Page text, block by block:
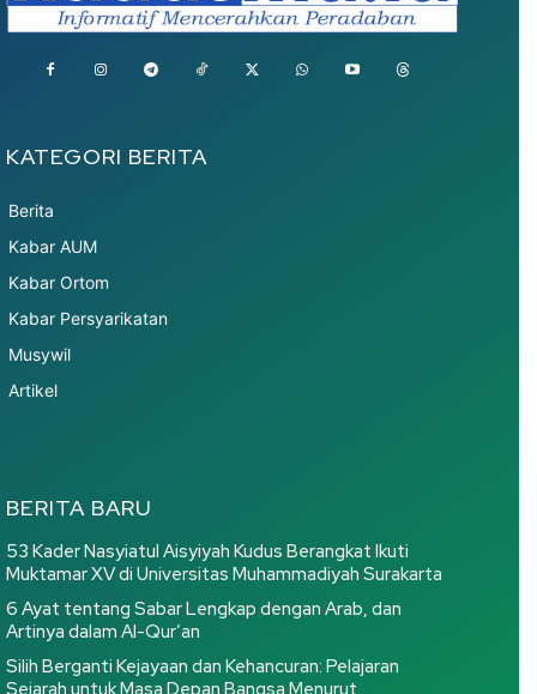
KATEGORI BERITA
Berita
Kabar AUM
Kabar Ortom
Kabar Persyarikatan
Musywil
Artikel
BERITA BARU
53 Kader Nasyiatul Aisyiyah Kudus Berangkat Ikuti
Muktamar XV di Universitas Muhammadiyah Surakarta
6 Ayat tentang Sabar Lengkap dengan Arab, dan
Artinya dalam Al-Qur’an
Silih Berganti Kejayaan dan Kehancuran: Pelajaran